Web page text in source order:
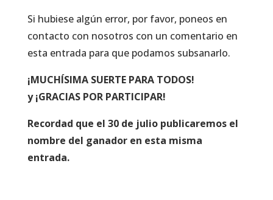
Si hubiese algún error, por favor, poneos en
contacto con nosotros con un comentario en
esta entrada para que podamos subsanarlo.
¡MUCHÍSIMA SUERTE PARA TODOS!
y ¡GRACIAS POR PARTICIPAR!
Recordad que el 30 de julio publicaremos el
nombre del ganador en esta misma
entrada.